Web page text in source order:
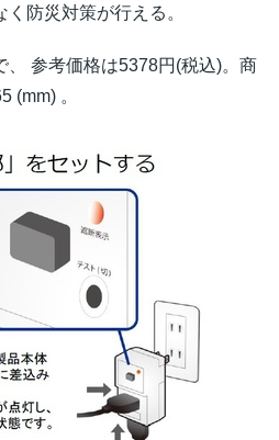
防災対策が行える。
、 参考価格は5378円(税込)。商
(mm) 。